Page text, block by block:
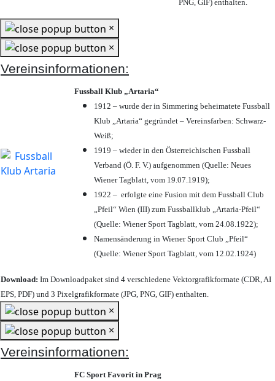
PNG, GIF) enthalten.
×
×
Vereinsinformationen:
Fussball Klub „Artaria“
1912 – wurde der in Simmering beheimatete Fussball
Klub „Artaria“ gegründet – Vereinsfarben: Schwarz-
Weiß;
1919 – wieder in den Österreichischen Fussball
Verband (Ö. F. V.) aufgenommen (Quelle: Neues
Wiener Tagblatt, vom 19.07.1919);
1922 – erfolgte eine Fusion mit dem Fussball Club
„Pfeil“ Wien (III) zum Fussballklub „Artaria-Pfeil“
(Quelle: Wiener Sport Tagblatt, vom 24.08.1922);
Namensänderung in Wiener Sport Club „Pfeil“
(Quelle: Wiener Sport Tagblatt, vom 12.02.1924)
Download: Im Downloadpaket sind 4 verschiedene Vektorgrafikformate (CDR, AI
EPS, PDF) und 3 Pixelgrafikformate (JPG, PNG, GIF) enthalten.
×
×
Vereinsinformationen:
FC Sport Favorit in Prag